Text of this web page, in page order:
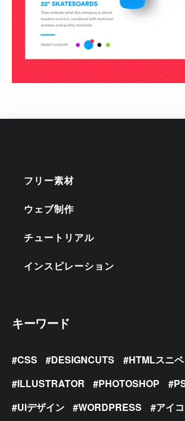
フリー素材
ウェブ制作
チュートリアル
インスピレーション
キーワード
CSS DESIGNCUTS
HTMLスニペ
ILLUSTRATOR
PHOTOSHOP
UIデザイン
WORDPRESS
アイ